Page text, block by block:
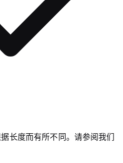
长度而有所不同。请参阅我们